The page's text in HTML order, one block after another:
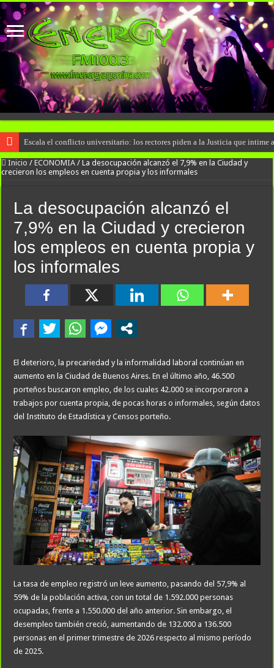
Escala el conflicto universitario: los rectores piden a la Justicia que
Inicio / ECONOMIA / La desocupación alcanzó el 7,9% en la Ciudad y
crecieron los empleos en cuenta propia y los informales
La desocupación alcanzó el
7,9% en la Ciudad y crecieron
los empleos en cuenta propia y
los informales
El deterioro, la precariedad y la informalidad laboral continúan en
aumento en la Ciudad de Buenos Aires. En el último año, 46.500
porteños buscaron empleo, de los cuales 42.000 se incorporaron a
trabajos por cuenta propia, de pocas horas o informales, según datos
del Instituto de Estadística y Censos porteño.
La tasa de empleo registró un leve aumento, pasando del 57,9% al
59% de la población activa, con un total de 1.592.000 personas
ocupadas, frente a 1.550.000 del año anterior. Sin embargo, el
desempleo también creció, aumentando de 132.000 a 136.500
personas en el primer trimestre de 2026 respecto al mismo período
de 2025.